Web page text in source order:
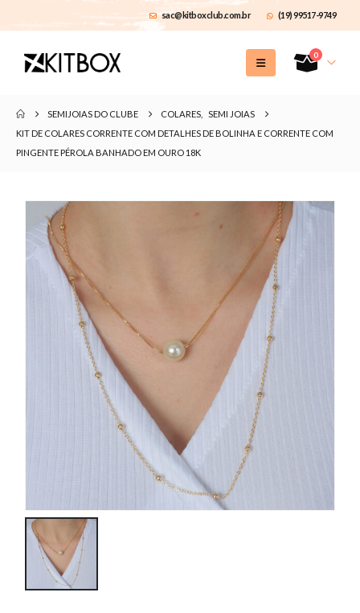
sac@kitboxclub.com.br (19) 99517-9749
0
SEMIJOIAS DO CLUBE COLARES
SEMI JOIAS
KIT DE COLARES CORRENTE COM DETALHES DE BOLINHA E CORRENTE COM
PINGENTE PÉROLA BANHADO EM OURO 18K